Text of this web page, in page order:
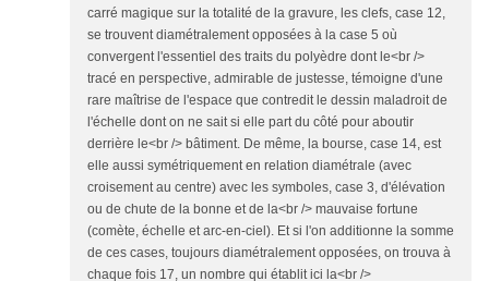
carré magique sur la totalité de la gravure, les clefs, case 12,
se trouvent diamétralement opposées à la case 5 où
convergent l'essentiel des traits du polyèdre dont le<br />
tracé en perspective, admirable de justesse, témoigne d'une
rare maîtrise de l'espace que contredit le dessin maladroit de
l'échelle dont on ne sait si elle part du côté pour aboutir
derrière le<br /> bâtiment. De même, la bourse, case 14, est
elle aussi symétriquement en relation diamétrale (avec
croisement au centre) avec les symboles, case 3, d'élévation
ou de chute de la bonne et de la<br /> mauvaise fortune
(comète, échelle et arc-en-ciel). Et si l'on additionne la somme
de ces cases, toujours diamétralement opposées, on trouva à
chaque fois 17, un nombre qui établit ici la<br />